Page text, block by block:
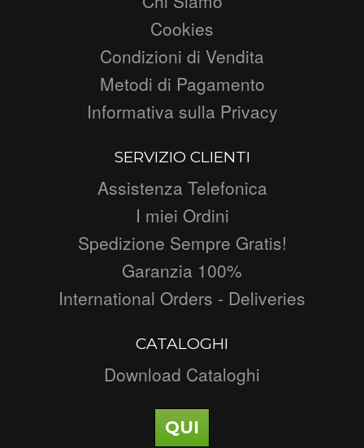
Cookies
Condizioni di Vendita
Metodi di Pagamento
Informativa sulla Privacy
SERVIZIO CLIENTI
Assistenza Telefonica
I miei Ordini
Spedizione Sempre Gratis!
Garanzia 100%
International Orders - Deliveries
CATALOGHI
Download Cataloghi
QUI